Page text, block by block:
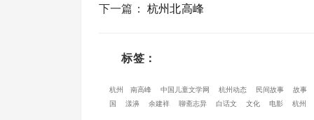
下一篇 ：杭州北高峰
标签：
杭州 南高峰 中国儿童文学网 杭州动态 民间故事
故事
国
漾濞 余建祥 聊斋志异 白话文 文化 电影 杭州